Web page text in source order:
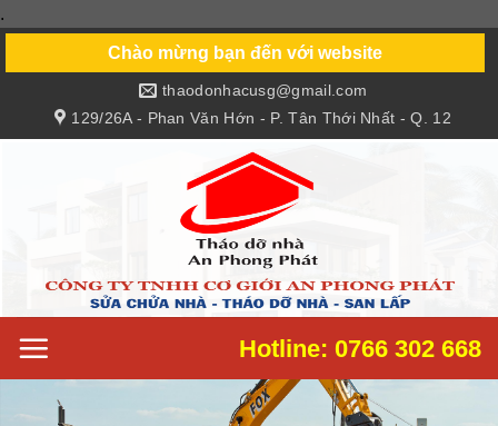
.
content
Chào mừng bạn đến với website
129/26A - Phan Văn Hớn - P. Tân Thới Nhất - Q. 12
thaodonhacusg@gmail.com
Hotline: 0766 302 668